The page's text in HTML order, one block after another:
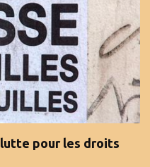
pour les droits